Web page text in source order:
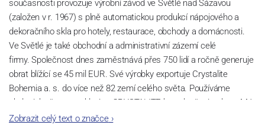
současnosti provozuje výrobní závod ve Světlé nad Sázavou
(založen v r. 1967) s plně automatickou produkcí nápojového a
dekoračního skla pro hotely, restaurace, obchody a domácnosti.
Ve Světlé je také obchodní a administrativní zázemí celé
firmy. Společnost dnes zaměstnává přes 750 lidí a ročně generuje
obrat blížící se 45 mil EUR. Své výrobky exportuje Crystalite
Bohemia a. s. do více než 82 zemí celého světa. Používáme
ekologicky šetrnou sklovinu CRYSTALITE bez sloučenin olova. Má
perfektní lom světla a vysokou pevnost a životnost díky příměsi
Zobrazit celý text o značce›